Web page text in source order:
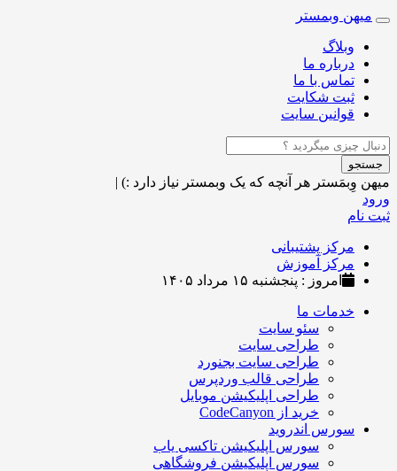
Toggle
navigation
میهن وبمستر
وبلاگ
درباره ما
تماس با ما
ثبت شکایت
قوانین سایت
جستجو
میهن وِبمَستر هر آنچه که یک وبمستر نیاز دارد :) |
ورود
ثبت نام
مرکز پشتیبانی
مرکز آموزش
امروز : پنجشنبه ۱۵ مرداد ۱۴۰۵
خدمات ما
سئو سایت
طراحی سایت
طراحی سایت بجنورد
طراحی قالب وردپرس
طراحی اپلیکیشن موبایل
خرید از CodeCanyon
سورس اندروید
سورس اپلیکیشن تاکسی یاب
سورس اپلیکیشن فروشگاهی